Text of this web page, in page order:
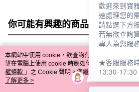
你可能有興趣的商品 全站排行
熱門標籤
本網站中使用 cookie，欲查詢有關本網站使用
望在電腦上使用 cookie 時應如何變更電腦的
權條款 」之 Cookie 聲明。您繼續使用本網站即
用條款之 Cookie 聲明使用 cookie。
了解更多 >
歡迎來到寶
速處理您的
請點選下方
若無欲查詢
專人為您服
★客服服務
13:30-